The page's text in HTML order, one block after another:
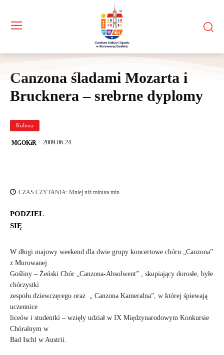
Canzona śladami Mozarta i
Brucknera – srebrne dyplomy
Kultura
MGOKiR 2009-06-24
CZAS CZYTANIA: Mniej niź minuta min.
PODZIEL
SIĘ
W długi majowy weekend dla dwie grupy koncertowe chóru „Canzona”
z Murowanej
Gośliny – Żeński Chór „Canzona-Absolwent” , skupiający dorosłe, byłe
chórzystki
zespołu dziewczęcego oraz „ Canzona Kameralna”, w której śpiewają
uczennice
liceów i studentki – wzięły udział w IX Międzynarodowym Konkursie
Chóralnym w
Bad Ischl w Austrii.